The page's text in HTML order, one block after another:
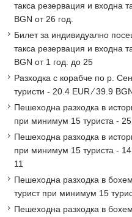
такса резервация и входна
BGN от 26 год.
Билет за индивидуално
такса резервация и входна
BGN от 1 год. до 25
Разходка с корабче по р.
туристи - 20.4 EUR ∕ 39.9
Пешеходна разходка в
при минимум 15 туриста - 25
Пешеходна разходка в
при минимум 15 туриста -
11
Пешеходна разходка в
турист при минимум 15
Пешеходна разходка в